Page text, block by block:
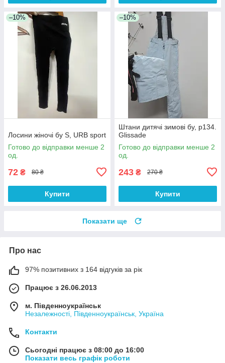
–10%
Лосини жіночі бу S, URB sport
Готово до відправки менше 2
од.
72 ₴ 80 ₴
Купити
–10%
Штани дитячі зимові бу, р134.
Glissade
Готово до відправки менше 2
од.
243 ₴ 270 ₴
Купити
Показати ще
Про нас
97% позитивних з 164 відгуків за рік
Працює з 26.06.2013
м. Південноукраїнськ
Незалежності, Південноукраїнськ, Україна
Контакти
Сьогодні працює з 08:00 до 16:00
Показати весь графік роботи